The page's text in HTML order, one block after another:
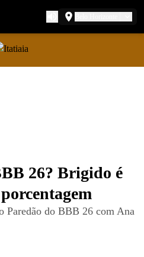
26? Brigido é
Paredão do BBB 26 com Ana